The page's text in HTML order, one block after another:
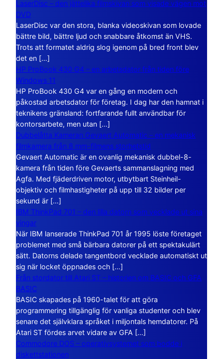
LaserDisc – den jättelika filmskivan som visade vägen mot
DVD
LaserDisc var den stora, blanka videoskivan som lovade
bättre bild, bättre ljud och snabbare åtkomst än VHS.
Trots att formatet aldrig slog igenom på bred front blev
det en […]
HP ProBook 430 G4 – en arbetsdator från tiden före
Windows 11
HP ProBook 430 G4 var en gång en modern och
påkostad arbetsdator för företag. I dag har den hamnat i
teknikens gränsland: fortfarande fullt användbar för
kontorsarbete, men utan […]
Dubbelåtta Kameran Gevaert Automatic – en mekanisk
filmkamera från 8 mm-filmens storhetstid
Gevaert Automatic är en ovanlig mekanisk dubbel-8-
kamera från tiden före Gevaerts sammanslagning med
Agfa. Med fjäderdriven motor, utbytbart Steinheil-
objektiv och filmhastigheter på upp till 32 bilder per
sekund är […]
IBM ThinkPad 701 – den lilla datorn som vecklade ut sina
vingar
När IBM lanserade ThinkPad 701 år 1995 löste företaget
problemet med små bärbara datorer på ett spektakulärt
sätt. Datorns delade tangentbord vecklade automatiskt ut
sig när locket öppnades och […]
Från stordator till Atari ST – historien om BASIC och GFA
BASIC
BASIC skapades på 1960-talet för att göra
programmering tillgänglig för vanliga studenter och blev
senare det självklara språket i miljontals hemdatorer. På
Atari ST fördes arvet vidare av GFA […]
Commodore DOS – operativsystemet som bodde i
diskettstationen